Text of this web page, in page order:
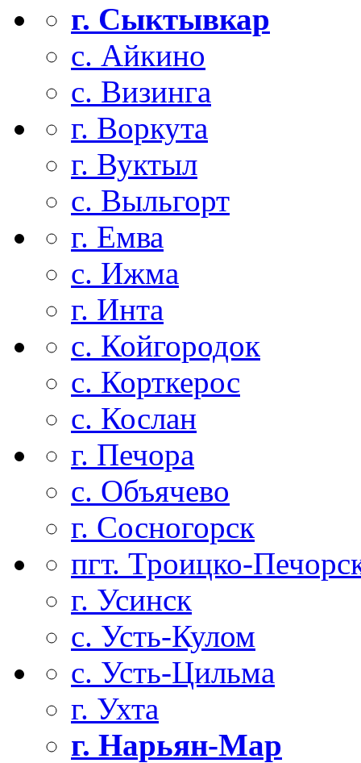
г. Сыктывкар
с. Айкино
с. Визинга
г. Воркута
г. Вуктыл
с. Выльгорт
г. Емва
с. Ижма
г. Инта
с. Койгородок
с. Корткерос
с. Кослан
г. Печора
с. Объячево
г. Сосногорск
пгт. Троицко-
г. Усинск
с. Усть-Кулом
с. Усть-Цильма
г. Ухта
г. Нарьян-Мар